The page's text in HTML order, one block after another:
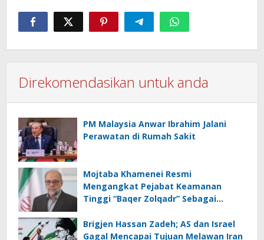
Direkomendasikan untuk anda
PM Malaysia Anwar Ibrahim Jalani
Perawatan di Rumah Sakit
Mojtaba Khamenei Resmi
Mengangkat Pejabat Keamanan
Tinggi “Baqer Zolqadr” Sebagai
Brigjen Hassan Zadeh; AS dan Israel
Gagal Mencapai Tujuan Melawan Iran